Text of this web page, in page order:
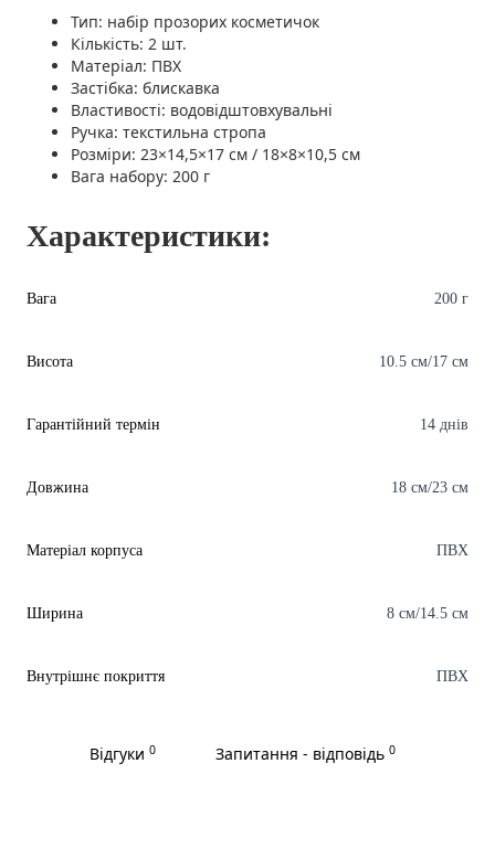
Тип: набір прозорих косметичок
Кількість: 2 шт.
Матеріал: ПВХ
Застібка: блискавка
Властивості: водовідштовхувальні
Ручка: текстильна стропа
Розміри: 23×14,5×17 см / 18×8×10,5 см
Вага набору: 200 г
Характеристики:
Вага 200 г
Висота 10.5 см/17 см
Гарантійний термін 14 днів
Довжина 18 см/23 см
Матеріал корпуса ПВХ
Ширина 8 см/14.5 см
Внутрішнє покриття ПВХ
Відгуки 0 Запитання - відповідь 0